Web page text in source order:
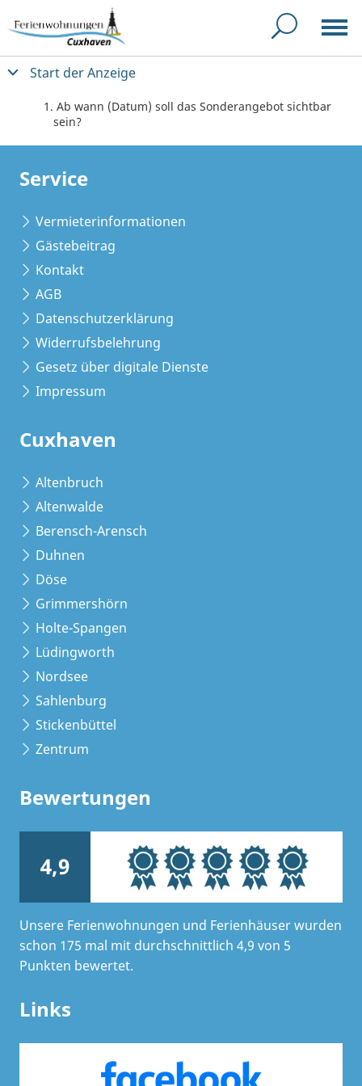
Start der Anzeige
Ab wann (Datum) soll das Sonderangebot sichtbar
sein?
Service
Vermieterinformationen
Gästebeitrag
Kontakt
AGB
Datenschutzerklärung
Widerrufsbelehrung
Gesetz über digitale Dienste
Impressum
Cuxhaven
Altenbruch
Altenwalde
Berensch-Arensch
Duhnen
Döse
Grimmershörn
Holte-Spangen
Lüdingworth
Nordsee
Sahlenburg
Stickenbüttel
Zentrum
Bewertungen
4,9
Unsere Ferienwohnungen und Ferienhäuser wurden
schon 175 mal mit durchschnittlich 4,9 von 5
Punkten bewertet.
Links